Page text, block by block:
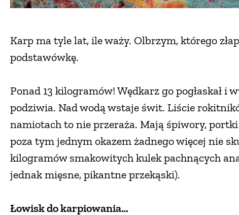
Karp ma tyle lat, ile waży. Olbrzym, którego
podstawówkę.
Ponad 13 kilogramów! Wędkarz go pogłaskał i
podziwia. Nad wodą wstaje świt. Liście
namiotach to nie przeraża. Mają śpiwory,
poza tym jednym okazem żadnego więcej nie
kilogramów smakowitych kulek pachnących
jednak mięsne, pikantne przekąski).
Łowisk do karpiowania…